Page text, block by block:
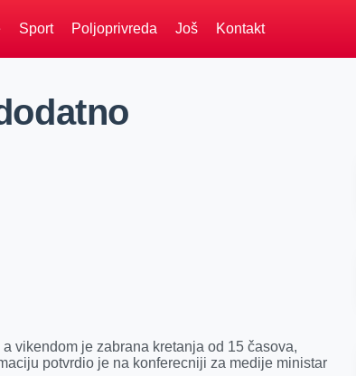
Sport Poljoprivreda Još Kontakt
vikendom je zabrana kretanja od 15 časova,
potvrdio je na konferecniji za medije ministar